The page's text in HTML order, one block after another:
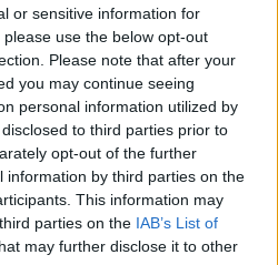
or sensitive information for
use the below opt-out
Please note that after your
you may continue seeing
personal information utilized by
to third parties prior to
opt-out of the further
information by third parties on the
This information may
parties on the IAB’s List of
may further disclose it to other